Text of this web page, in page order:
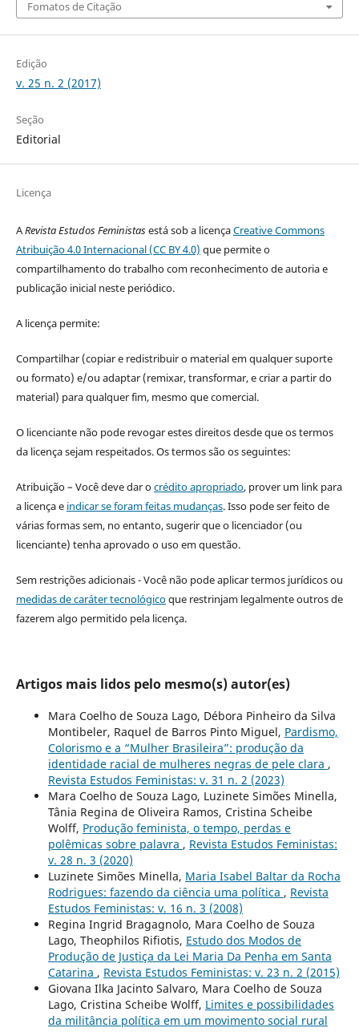
Fomatos de Citação
Edição
v. 25 n. 2 (2017)
Seção
Editorial
Licença
ARevista Estudos Feministasestá sob a licençaCreative Commons
Atribuição 4.0 Internacional (CC BY 4.0) que permite o
compartilhamento do trabalho com reconhecimento de autoria e
publicação inicial neste periódico.
A licença permite:
Compartilhar (copiar e redistribuir o material em qualquer suporte
ou formato) e/ou adaptar (remixar, transformar, e criar a partir do
material) para qualquer fim, mesmo que comercial.
O licenciante não pode revogar estes direitos desde que os termos
da licença sejam respeitados. Os termos são os seguintes:
Atribuição – Você deve dar ocrédito apropriado, prover um link para
a licença e indicar se foram feitas mudanças. Isso pode ser feito de
várias formas sem, no entanto, sugerir que o licenciador (ou
licenciante) tenha aprovado o uso em questão.
Sem restrições adicionais - Você não pode aplicar termos jurídicos ou
medidas de caráter tecnológicoque restrinjam legalmente outros de
fazerem algo permitido pela licença.
Artigos mais lidos pelo mesmo(s) autor(es)
Mara Coelho de Souza Lago, Débora Pinheiro da Silva
Montibeler, Raquel de Barros Pinto Miguel, Pardismo,
Colorismo e a “Mulher Brasileira”: produção da
identidade racial de mulheres negras de pele clara ,
Revista Estudos Feministas: v. 31 n. 2 (2023)
Mara Coelho de Souza Lago, Luzinete Simões Minella,
Tânia Regina de Oliveira Ramos, Cristina Scheibe
Wolff, Produção feminista, o tempo, perdas e
polêmicas sobre palavra , Revista Estudos Feministas:
v. 28 n. 3 (2020)
Luzinete Simões Minella, Maria Isabel Baltar da Rocha
Rodrigues: fazendo da ciência uma política , Revista
Estudos Feministas: v. 16 n. 3 (2008)
Regina Ingrid Bragagnolo, Mara Coelho de Souza
Lago, Theophilos Rifiotis, Estudo dos Modos de
Produção de Justiça da Lei Maria Da Penha em Santa
Catarina , Revista Estudos Feministas: v. 23 n. 2 (2015)
Giovana Ilka Jacinto Salvaro, Mara Coelho de Souza
Lago, Cristina Scheibe Wolff, Limites e possibilidades
da militância política em um movimento social rural